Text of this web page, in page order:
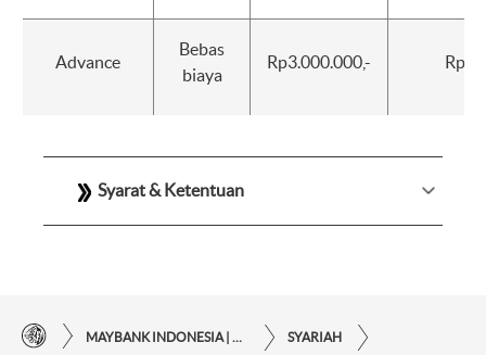
Advance
Bebas
biaya
Rp3.000.000,-
Syarat & Ketentuan
MAYBANK INDONESIA | KEMUDAHAN TRANSAKSI FINANSIAL DI UJUNG JARI ANDA SYARIAH